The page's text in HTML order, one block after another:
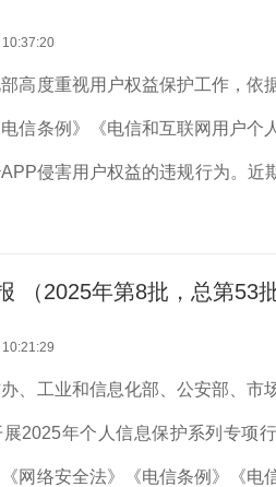
10:37:20
高度重视用户权益保护工作，依
信条例》《电信和互联网用户个
侵害用户权益的违规行为。近
（2025年第8批，总第53批
10:21:29
、工业和信息化部、公安部、市
2025年个人信息保护系列专项
网络安全法》《电信条例》《电